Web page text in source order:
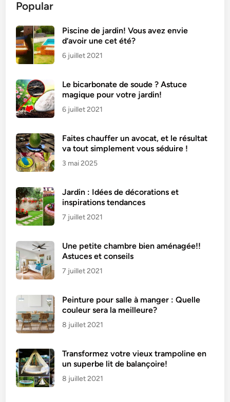
Popular
Piscine de jardin! Vous avez envie
d’avoir une cet été?
6 juillet 2021
Le bicarbonate de soude ? Astuce
magique pour votre jardin!
6 juillet 2021
Faites chauffer un avocat, et le résultat
va tout simplement vous séduire !
3 mai 2025
Jardin : Idées de décorations et
inspirations tendances
7 juillet 2021
Une petite chambre bien aménagée!!
Astuces et conseils
7 juillet 2021
Peinture pour salle à manger : Quelle
couleur sera la meilleure?
8 juillet 2021
Transformez votre vieux trampoline en
un superbe lit de balançoire!
8 juillet 2021